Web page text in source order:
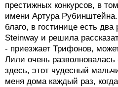
престижных конкурсов, в
имени Артура
благо, в гостинице есть
Steinway и решила
- приезжает Трифонов,
Лили очень
здесь, этот чудесный
меня дома каждый раз,